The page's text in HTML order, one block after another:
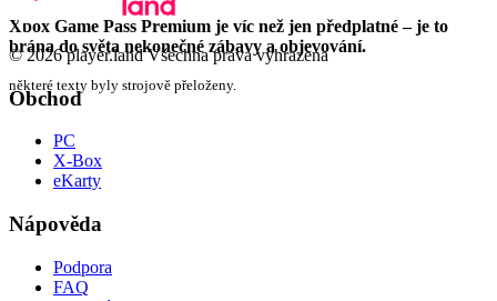
Xbox Game Pass Premium je víc než jen předplatné – je to
brána do světa nekonečné zábavy a objevování.
některé texty byly strojově přeloženy.
© 2026 player.land Všechna práva vyhrazena
Obchod
PC
X-Box
eKarty
Nápověda
Podpora
FAQ